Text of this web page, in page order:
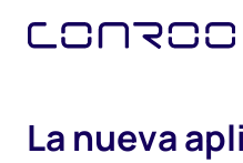
La nuevaapli